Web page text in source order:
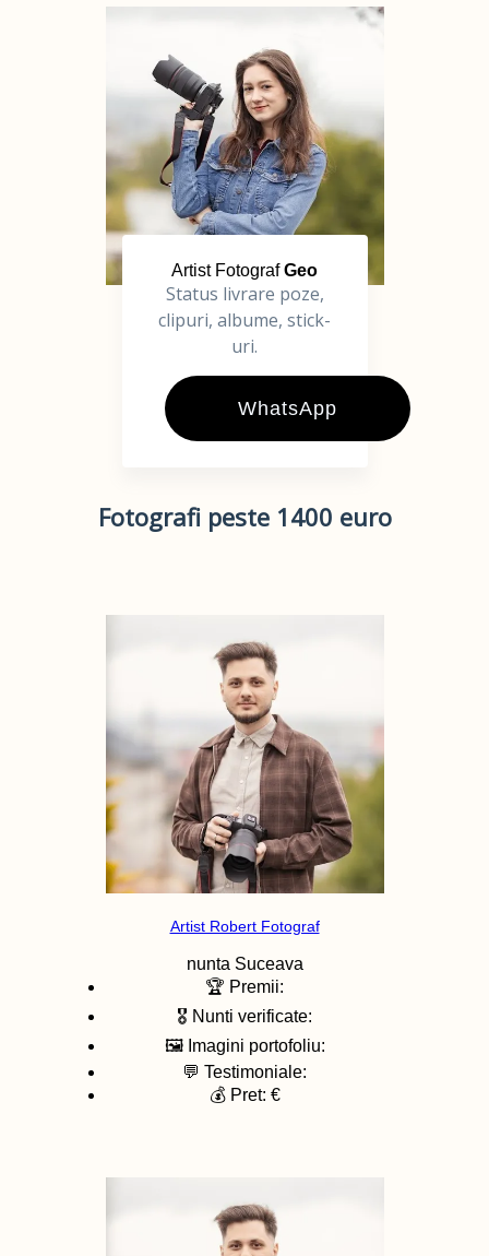
Artist FotografGeo
Status livrare poze,
clipuri, albume, stick-
uri.
WhatsApp
Fotografi peste 1400 euro
Artist Robert Fotograf
nunta Suceava
🏆 Premii:
🎖️ Nunti verificate:
🖼️ Imagini portofoliu:
💬 Testimoniale:
💰 Pret: €